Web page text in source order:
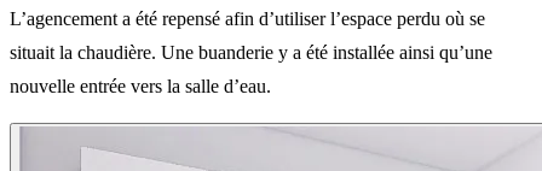
L’agencement a été repensé afin d’utiliser l’espace perdu où se
situait la chaudière. Une buanderie y a été installée ainsi qu’une
nouvelle entrée vers la salle d’eau.